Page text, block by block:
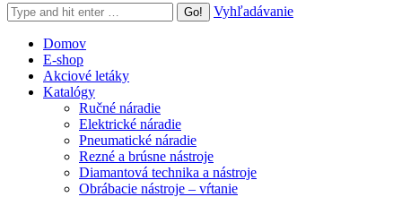
Search:
Vyhľadávanie
Domov
E-shop
Akciové letáky
Katalógy
Ručné náradie
Elektrické náradie
Pneumatické náradie
Rezné a brúsne nástroje
Diamantová technika a nástroje
Obrábacie nástroje – vŕtanie